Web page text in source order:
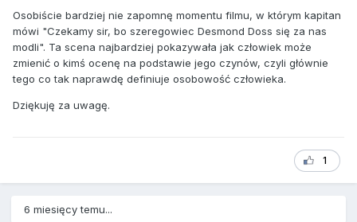
Osobiście bardziej nie zapomnę momentu filmu, w którym kapitan
mówi "Czekamy sir, bo szeregowiec Desmond Doss się za nas
modli". Ta scena najbardziej pokazywała jak człowiek może
zmienić o kimś ocenę na podstawie jego czynów, czyli głównie
tego co tak naprawdę definiuje osobowość człowieka.
Dziękuję za uwagę.
1
6 miesięcy temu...